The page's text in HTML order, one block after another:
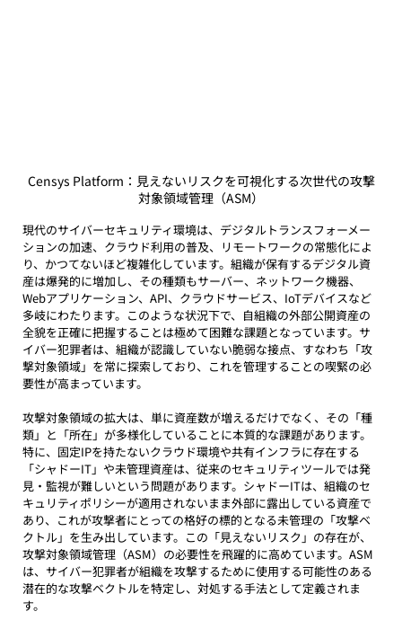
Censys Platform：見えないリスクを可視化する次世代の攻撃
対象領域管理（ASM）
現代のサイバーセキュリティ環境は、 デジタルトランスフォーメー
ションの加速、クラウド利用の普及、リモートワークの常態化によ
り、かつてないほど複雑化しています。組織が保有するデジタル資
産は爆発的に増加し、その種類もサーバー、ネットワーク機器、
Webアプリケーション、API、クラウドサービス、IoTデバイスなど
多岐にわたります。このような状況下で、自組織の外部公開資産の
全貌を正確に把握することは極めて困難な課題となっています。サ
イバー犯罪者は、組織が認識していない脆弱な接点、すなわち「攻
撃対象領域」を常に探索しており、これを管理することの喫緊の必
要性が高まっています。
攻撃対象領域の拡大は、単に資産数が増えるだけでなく、その「種
類」と「所在」が多様化していることに本質的な課題があります。
特に、固定IPを持たないクラウド環境や共有インフラに存在する
「シャドーIT」や未管理資産は、従来のセキュリティツールでは発
見・監視が難しいという問題があります。シャドーITは、組織のセ
キュリティポリシーが適用されないまま外部に露出している資産で
あり、これが攻撃者にとっての格好の標的となる未管理の「攻撃ベ
クトル」を生み出しています。この「見えないリスク」の存在が、
攻撃対象領域管理（ASM）の必要性を飛躍的に高めています。ASM
は、サイバー犯罪者が組織を攻撃するために使用する可能性のある
潜在的な攻撃ベクトルを特定し、対処する手法として定義されま
す。